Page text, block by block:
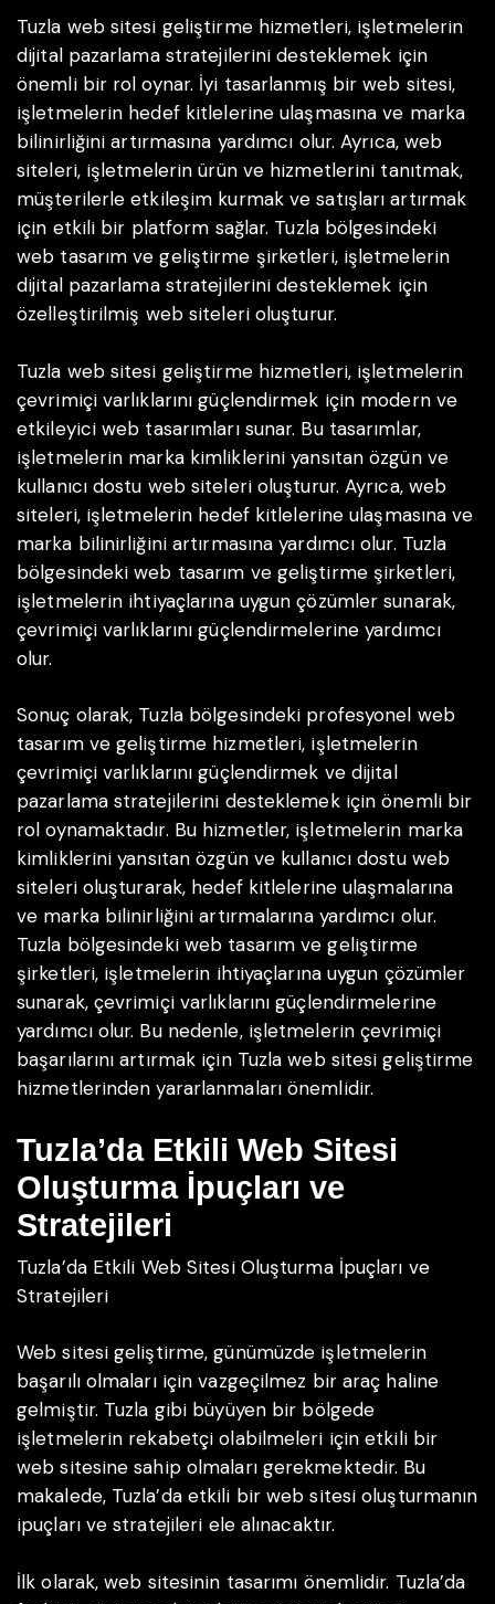
Tuzla web sitesi geliştirme hizmetleri, işletmelerin
dijital pazarlama stratejilerini desteklemek için
önemli bir rol oynar. İyi tasarlanmış bir web sitesi,
işletmelerin hedef kitlelerine ulaşmasına ve marka
bilinirliğini artırmasına yardımcı olur. Ayrıca, web
siteleri, işletmelerin ürün ve hizmetlerini tanıtmak,
müşterilerle etkileşim kurmak ve satışları artırmak
için etkili bir platform sağlar. Tuzla bölgesindeki
web tasarım ve geliştirme şirketleri, işletmelerin
dijital pazarlama stratejilerini desteklemek için
özelleştirilmiş web siteleri oluşturur.
Tuzla web sitesi geliştirme hizmetleri, işletmelerin
çevrimiçi varlıklarını güçlendirmek için modern ve
etkileyici web tasarımları sunar. Bu tasarımlar,
işletmelerin marka kimliklerini yansıtan özgün ve
kullanıcı dostu web siteleri oluşturur. Ayrıca, web
siteleri, işletmelerin hedef kitlelerine ulaşmasına ve
marka bilinirliğini artırmasına yardımcı olur. Tuzla
bölgesindeki web tasarım ve geliştirme şirketleri,
işletmelerin ihtiyaçlarına uygun çözümler sunarak,
çevrimiçi varlıklarını güçlendirmelerine yardımcı
olur.
Sonuç olarak, Tuzla bölgesindeki profesyonel web
tasarım ve geliştirme hizmetleri, işletmelerin
çevrimiçi varlıklarını güçlendirmek ve dijital
pazarlama stratejilerini desteklemek için önemli bir
rol oynamaktadır. Bu hizmetler, işletmelerin marka
kimliklerini yansıtan özgün ve kullanıcı dostu web
siteleri oluşturarak, hedef kitlelerine ulaşmalarına
ve marka bilinirliğini artırmalarına yardımcı olur.
Tuzla bölgesindeki web tasarım ve geliştirme
şirketleri, işletmelerin ihtiyaçlarına uygun çözümler
sunarak, çevrimiçi varlıklarını güçlendirmelerine
yardımcı olur. Bu nedenle, işletmelerin çevrimiçi
başarılarını artırmak için Tuzla web sitesi geliştirme
hizmetlerinden yararlanmaları önemlidir.
Tuzla’da Etkili Web Sitesi
Oluşturma İpuçları ve
Stratejileri
Tuzla’da Etkili Web Sitesi Oluşturma İpuçları ve
Stratejileri
Web sitesi geliştirme, günümüzde işletmelerin
başarılı olmaları için vazgeçilmez bir araç haline
gelmiştir. Tuzla gibi büyüyen bir bölgede
işletmelerin rekabetçi olabilmeleri için etkili bir
web sitesine sahip olmaları gerekmektedir. Bu
makalede, Tuzla’da etkili bir web sitesi oluşturmanın
ipuçları ve stratejileri ele alınacaktır.
İlk olarak, web sitesinin tasarımı önemlidir. Tuzla’da